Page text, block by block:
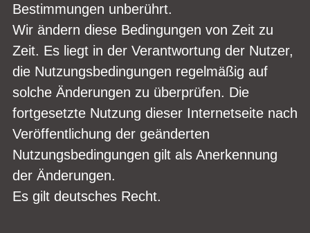
Bestimmungen unberührt.
Wir ändern diese Bedingungen von Zeit zu
Zeit. Es liegt in der Verantwortung der Nutzer,
die Nutzungsbedingungen regelmäßig auf
solche Änderungen zu überprüfen. Die
fortgesetzte Nutzung dieser Internetseite nach
Veröffentlichung der geänderten
Nutzungsbedingungen gilt als Anerkennung
der Änderungen.
Es gilt deutsches Recht.